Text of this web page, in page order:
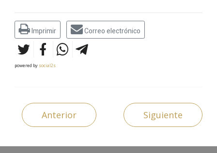
Imprimir Correo electrónico
powered by social2s
Anterior Siguiente